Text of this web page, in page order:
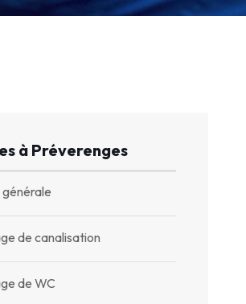
à Préverenges
de canalisation
de WC